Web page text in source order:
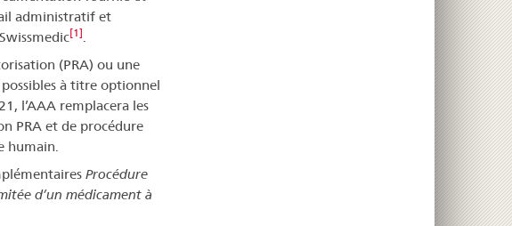
administratif et
[1]
(PRA) ou une
à titre optionnel
l’AAA remplacera les
PRA et de procédure
humain.
Procédure
d’un médicament à